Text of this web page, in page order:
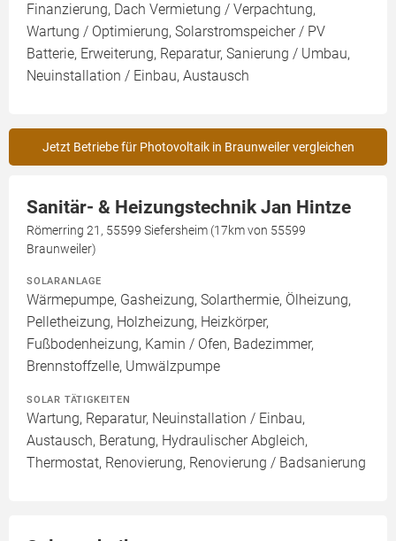
Finanzierung, Dach Vermietung / Verpachtung,
Wartung / Optimierung, Solarstromspeicher / PV
Batterie, Erweiterung, Reparatur, Sanierung / Umbau,
Neuinstallation / Einbau, Austausch
Jetzt Betriebe für Photovoltaik in Braunweiler vergleichen
Sanitär- & Heizungstechnik Jan Hintze
Römerring 21, 55599 Siefersheim (17km von 55599
Braunweiler)
SOLARANLAGE
Wärmepumpe, Gasheizung, Solarthermie, Ölheizung,
Pelletheizung, Holzheizung, Heizkörper,
Fußbodenheizung, Kamin / Ofen, Badezimmer,
Brennstoffzelle, Umwälzpumpe
SOLAR TÄTIGKEITEN
Wartung, Reparatur, Neuinstallation / Einbau,
Austausch, Beratung, Hydraulischer Abgleich,
Thermostat, Renovierung, Renovierung / Badsanierung